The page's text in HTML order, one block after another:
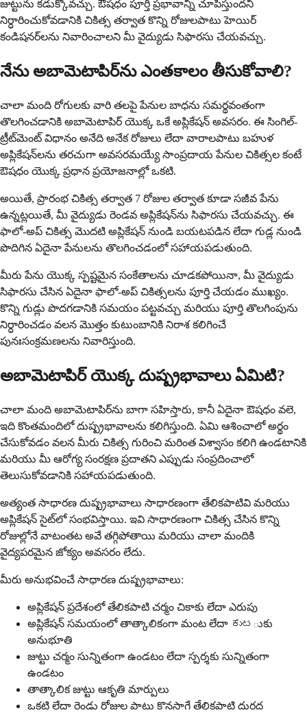
జుట్టును కడుక్కోవచ్చు. ఔషధం పూర్తి ప్రభావాన్ని చూపిస్తుందని
నిర్ధారించుకోవడానికి చికిత్స తర్వాత కొన్ని రోజులపాటు హెయిర్
కండిషనర్‌లను నివారించాలని మీ వైద్యుడు సిఫారసు చేయవచ్చు.
నేను అబామెటాపిర్‌ను ఎంతకాలం తీసుకోవాలి?
చాలా మంది రోగులకు వారి తలపై పేనుల బాధను సమర్థవంతంగా
తొలగించడానికి అబామెటాపిర్ యొక్క ఒకే అప్లికేషన్ అవసరం. ఈ సింగిల్-
ట్రీట్‌మెంట్ విధానం అనేది అనేక రోజులు లేదా వారాలపాటు బహుళ
అప్లికేషన్‌లను తరచుగా అవసరమయ్యే సాంప్రదాయ పేనుల చికిత్సల కంటే
ఔషధం యొక్క ప్రధాన ప్రయోజనాల్లో ఒకటి.
అయితే, ప్రారంభ చికిత్స తర్వాత 7 రోజుల తర్వాత కూడా సజీవ పేను
ఉన్నట్లయితే, మీ వైద్యుడు రెండవ అప్లికేషన్‌ను సిఫారసు చేయవచ్చు. ఈ
ఫాలో-అప్ చికిత్స మొదటి అప్లికేషన్ నుండి బయటపడిన లేదా గుడ్ల నుండి
పొదిగిన ఏదైనా పేనులను తొలగించడంలో సహాయపడుతుంది.
మీరు పేను యొక్క స్పష్టమైన సంకేతాలను చూడకపోయినా, మీ వైద్యుడు
సిఫారసు చేసిన ఏదైనా ఫాలో-అప్ చికిత్సలను పూర్తి చేయడం ముఖ్యం.
కొన్ని గుడ్లు పొదగడానికి సమయం పట్టవచ్చు మరియు పూర్తి తొలగింపును
నిర్ధారించడం వలన మొత్తం కుటుంబానికి నిరాశ కలిగించే
పునఃసంక్రమణలను నివారిస్తుంది.
అబామెటాపిర్ యొక్క దుష్ప్రభావాలు ఏమిటి?
చాలా మంది అబామెటాపిర్‌ను బాగా సహిస్తారు, కానీ ఏదైనా ఔషధం వలె,
ఇది కొంతమందిలో దుష్ప్రభావాలను కలిగిస్తుంది. ఏమి ఆశించాలో అర్థం
చేసుకోవడం వలన మీరు చికిత్స గురించి మరింత విశ్వాసం కలిగి ఉండటానికి
మరియు మీ ఆరోగ్య సంరక్షణ ప్రదాతని ఎప్పుడు సంప్రదించాలో
తెలుసుకోవడానికి సహాయపడుతుంది.
అత్యంత సాధారణ దుష్ప్రభావాలు సాధారణంగా తేలికపాటివి మరియు
అప్లికేషన్ సైట్‌లో సంభవిస్తాయి. ఇవి సాధారణంగా చికిత్స చేసిన కొన్ని
రోజుల్లోనే వాటంతట అవే తగ్గిపోతాయి మరియు చాలా మందికి
వైద్యపరమైన జోక్యం అవసరం లేదు.
మీరు అనుభవించే సాధారణ దుష్ప్రభావాలు:
అప్లికేషన్ ప్రదేశంలో తేలికపాటి చర్మం చికాకు లేదా ఎరుపు
అప్లికేషన్ సమయంలో తాత్కాలికంగా మంట లేదా ಕುಟుకు
అనుభూతి
జుట్టు చర్మం సున్నితంగా ఉండటం లేదా స్పర్శకు సున్నితంగా
ఉండటం
తాత్కాలిక జుట్టు ఆకృతి మార్పులు
ఒకటి లేదా రెండు రోజుల పాటు కొనసాగే తేలికపాటి దురద